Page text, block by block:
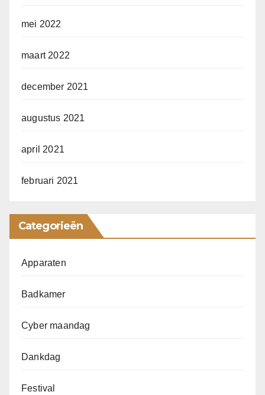
mei 2022
maart 2022
december 2021
augustus 2021
april 2021
februari 2021
Categorieën
Apparaten
Badkamer
Cyber maandag
Dankdag
Festival